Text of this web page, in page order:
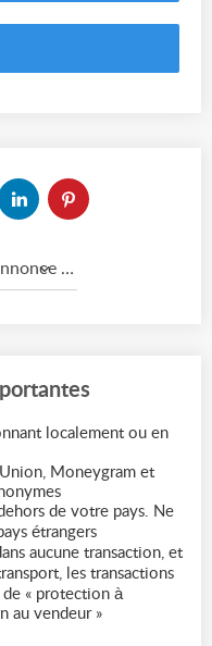
Marquer cette annonce comme...
localement ou en
Moneygram et
de votre pays. Ne
étrangers
aucune transaction, et
les transactions
« protection à
au vendeur »